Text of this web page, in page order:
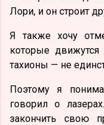
Лори, и он строит
Я также хочу
которые движутся
тахионы — не
Поэтому я
говорил о
закончить свою